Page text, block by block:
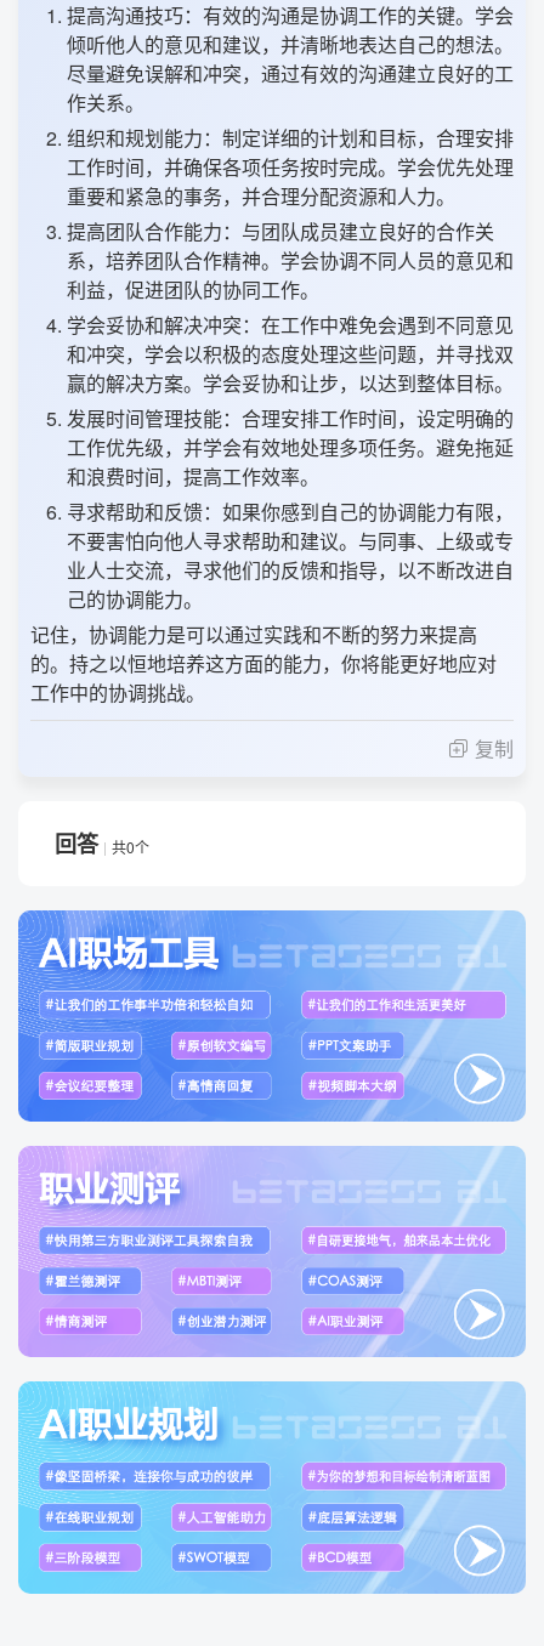
提高沟通技巧：有效的沟通是协调工作的关键。学会
倾听他人的意见和建议，并清晰地表达自己的想法。
尽量避免误解和冲突，通过有效的沟通建立良好的工
作关系。
组织和规划能力：制定详细的计划和目标，合理安排
工作时间，并确保各项任务按时完成。学会优先处理
重要和紧急的事务，并合理分配资源和人力。
提高团队合作能力：与团队成员建立良好的合作关
系，培养团队合作精神。学会协调不同人员的意见和
利益，促进团队的协同工作。
学会妥协和解决冲突：在工作中难免会遇到不同意见
和冲突，学会以积极的态度处理这些问题，并寻找双
赢的解决方案。学会妥协和让步，以达到整体目标。
发展时间管理技能：合理安排工作时间，设定明确的
工作优先级，并学会有效地处理多项任务。避免拖延
和浪费时间，提高工作效率。
寻求帮助和反馈：如果你感到自己的协调能力有限，
不要害怕向他人寻求帮助和建议。与同事、上级或专
业人士交流，寻求他们的反馈和指导，以不断改进自
己的协调能力。
记住，协调能力是可以通过实践和不断的努力来提高
的。持之以恒地培养这方面的能力，你将能更好地应对
工作中的协调挑战。
复制
回答 共0个